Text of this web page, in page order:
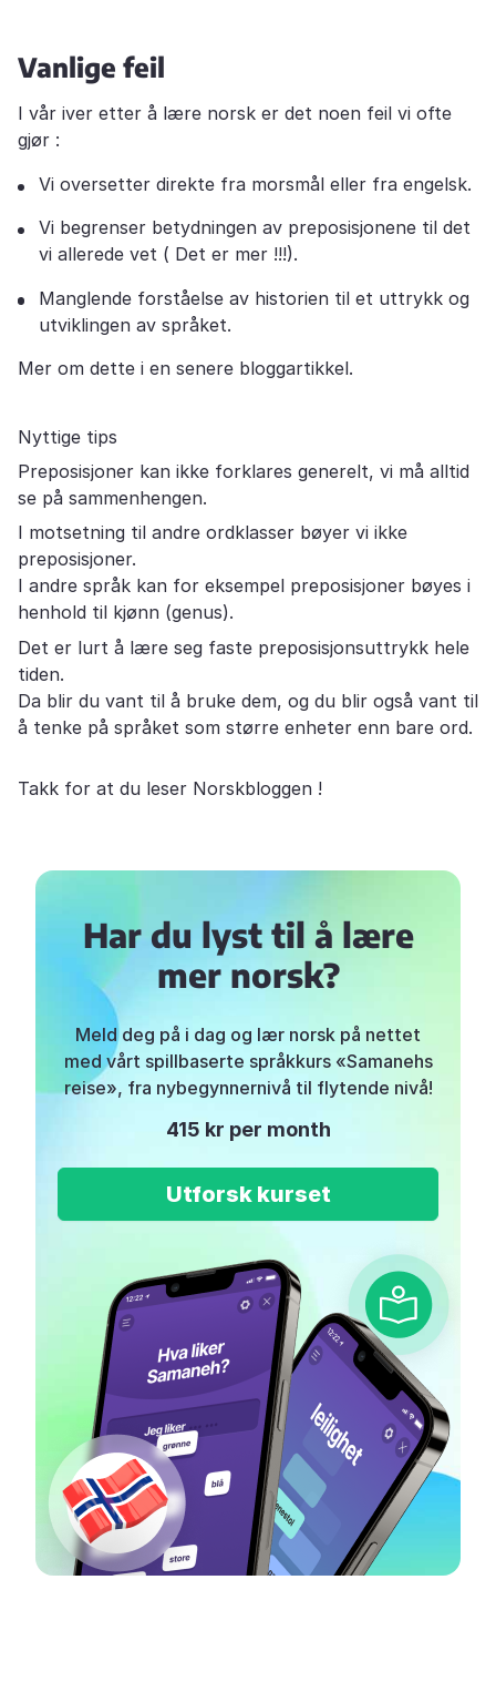
Vanlige feil
I vår iver etter å lære norsk er det noen feil vi ofte
gjør :
Vi oversetter direkte fra morsmål eller fra engelsk.
Vi begrenser betydningen av preposisjonene til det
vi allerede vet ( Det er mer !!!).
Manglende forståelse av historien til et uttrykk og
utviklingen av språket.
Mer om dette i en senere bloggartikkel.
Nyttige tips
Preposisjoner kan ikke forklares generelt, vi må alltid
se på sammenhengen.
I motsetning til andre ordklasser bøyer vi ikke
preposisjoner.
I andre språk kan for eksempel preposisjoner bøyes i
henhold til kjønn (genus).
Det er lurt å lære seg faste preposisjonsuttrykk hele
tiden.
Da blir du vant til å bruke dem, og du blir også vant til
å tenke på språket som større enheter enn bare ord.
Takk for at du leser Norskbloggen !
Har du lyst til å lære
mer norsk?
Meld deg på i dag og lær norsk på nettet
med vårt spillbaserte språkkurs «Samanehs
reise», fra nybegynnernivå til flytende nivå!
415 kr per month
Utforsk kurset